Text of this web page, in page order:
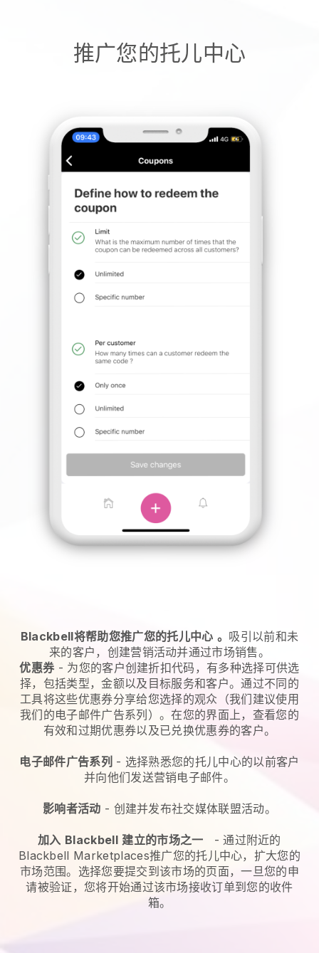
推广您的托儿中心
Blackbell将帮助您推广您的托儿中心 。 吸引以前和未
来的客户，创建营销活动并通过市场销售。
优惠券- 为您的客户创建折扣代码，有多种选择可供选
择，包括类型，金额以及目标服务和客户。通过不同的
工具将这些优惠券分享给您选择的观众（我们建议使用
我们的电子邮件广告系列）。在您的界面上，查看您的
有效和过期优惠券以及已兑换优惠券的客户。
电子邮件广告系列 - 选择熟悉您的托儿中心的以前客户
并向他们发送营销电子邮件。
影响者活动 - 创建并发布社交媒体联盟活动。
加入 Blackbell 建立的市场之一 -通过附近的
Blackbell Marketplaces推广您的托儿中心，扩大您的
市场范围。 选择您要提交到该市场的页面，一旦您的申
请被验证，您将开始通过该市场接收订单到您的收件
箱。